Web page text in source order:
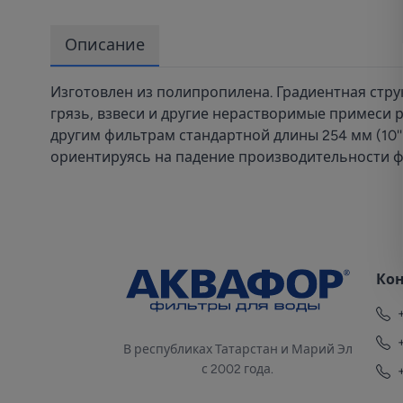
Описание
Изготовлен из полипропилена. Градиентная
грязь, взвеси и другие нерастворимые
другим фильтрам стандартной длины 254 мм
ориентируясь на падение производительности
В республиках Татарстан и Марий Эл
с 2002 года.